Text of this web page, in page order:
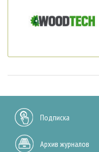
Подписка
Архив журналов